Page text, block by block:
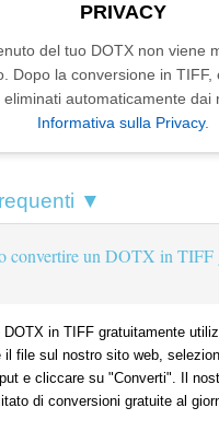
PRIVACY
del tuo DOTX non viene
Dopo la conversione in TIFF,
automaticamente dai
Informativa sulla Privacy.
▼
convertire un DOTX in TIFF
DOTX in TIFF gratuitamente
il file sul nostro sito web,
e cliccare su "Converti". Il
di conversioni gratuite al